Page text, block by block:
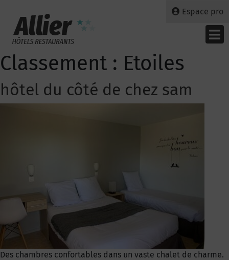
Espace pro
Classement : Etoiles
hôtel du côté de chez sam
Des chambres confortables dans un vaste chalet de charme.